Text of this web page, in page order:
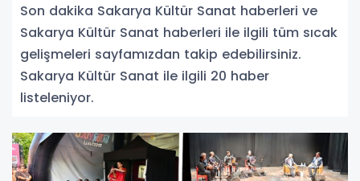
Son dakika Sakarya Kültür Sanat haberleri ve
Sakarya Kültür Sanat haberleri ile ilgili tüm sıcak
gelişmeleri sayfamızdan takip edebilirsiniz.
Sakarya Kültür Sanat ile ilgili 20 haber
listeleniyor.